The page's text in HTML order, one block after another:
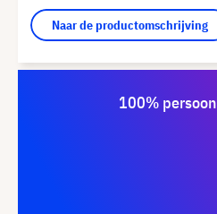
Naar de productomschrijving
100%